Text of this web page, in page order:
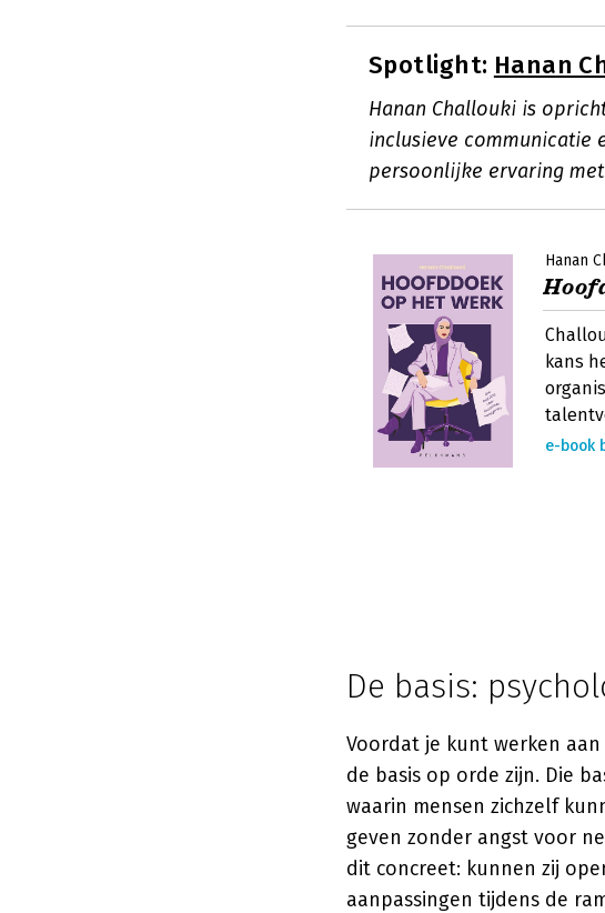
Spotlight: Hanan
Hanan Challouki is
inclusieve communicatie
persoonlijke ervaring
Hanan
kans
e-book
De basis:
Voordat je kunt werken
de basis op orde zijn. Die
waarin mensen zichzelf
geven zonder angst voor
dit concreet: kunnen zij
aanpassingen tijdens de